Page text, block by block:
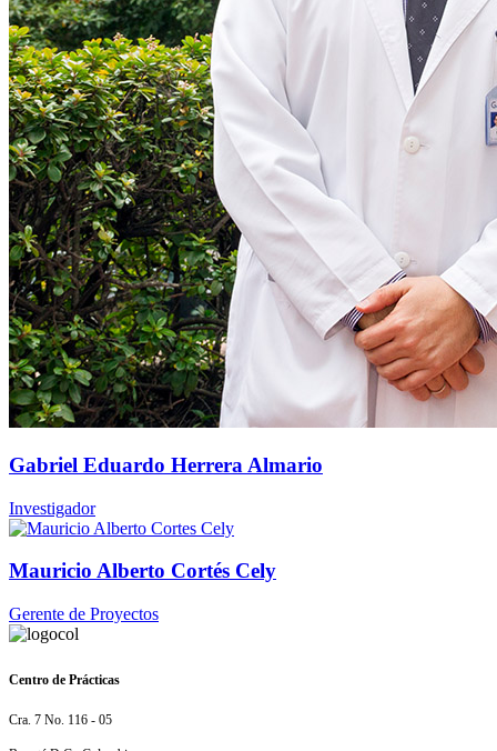
Gabriel Eduardo Herrera Almario
Investigador
Mauricio Alberto Cortés Cely
Gerente de Proyectos
Centro de Prácticas
Cra. 7 No. 116 - 05